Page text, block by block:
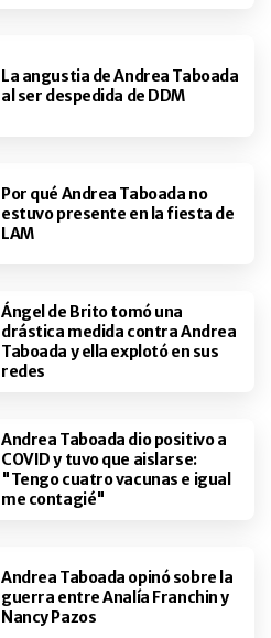
La angustia de Andrea Taboada
al ser despedida de DDM
Por qué Andrea Taboada no
estuvo presente en la fiesta de
LAM
Ángel de Brito tomó una
drástica medida contra Andrea
Taboada y ella explotó en sus
redes
Andrea Taboada dio positivo a
COVID y tuvo que aislarse:
"Tengo cuatro vacunas e igual
me contagié"
Andrea Taboada opinó sobre la
guerra entre Analía Franchin y
Nancy Pazos